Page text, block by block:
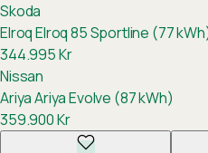
Skoda
ElroqElroq 85 Sportline (77
344.995Kr
Nissan
AriyaAriya Evolve (87 kWh)
359.900Kr